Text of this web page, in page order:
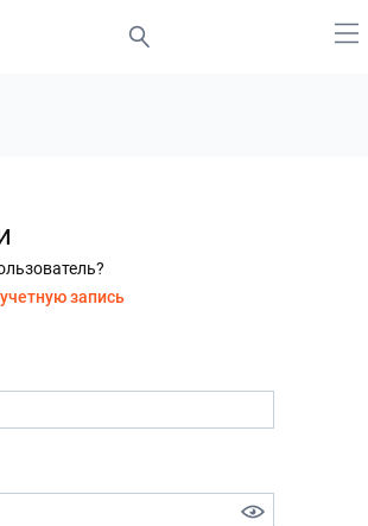
запись